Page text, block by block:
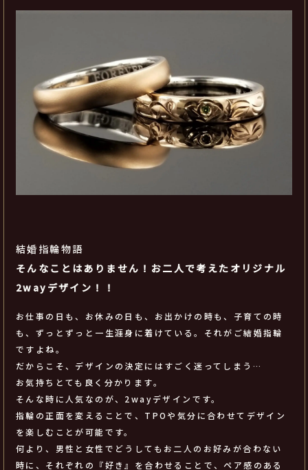
結婚指輪物語
そんなことはありません！お二人で考えたオリジナル
2wayデザイン！！
お仕事の日も、お休みの日も、お出かけの時も、子育ての時
も、ずっとずっと一生涯身に着けている。それがご結婚指輪
ですよね。
だからこそ、デザインの決定にはすごく迷ってしまう…
お気持ちとても良く分かります。
そんな時に人気なのが、2wayデザインです。
指輪の正面を変えることで、TPOや気分に合わせてデザイン
を楽しむことが可能です。
何より、男性と女性でどうしてもお二人のお好みが合わない
時に、それぞれの『好き』を合わせることで、ペア感のある